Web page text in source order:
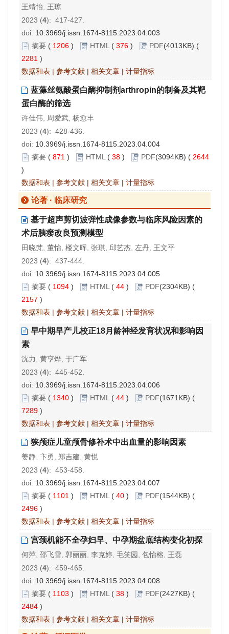
王靖怡, 王琼
2023 (4): 417-427.
doi: 10.3969/j.issn.1674-8115.2023.04.003
摘要 ( 1206 ) HTML ( 376 ) PDF(4013KB) (
2281 )
数据和表 | 参考文献 | 相关文章 | 计量指标
蓝藻丝氨酸蛋白酶抑制剂arthropin的制备及其靶
蛋白酶的筛选
许佳伟, 周爱武, 杨愈丰
2023 (4): 428-436.
doi: 10.3969/j.issn.1674-8115.2023.04.004
摘要 ( 871 ) HTML ( 38 ) PDF(3094KB) ( 2644
)
数据和表 | 参考文献 | 相关文章 | 计量指标
论著 · 临床研究
基于超声剪切波弹性成像参数与临床风险因素的
术后胰瘘改良预测模型
田晓梵, 董怡, 楼文晖, 张琪, 邱艺杰, 左丹, 王文平
2023 (4): 437-444.
doi: 10.3969/j.issn.1674-8115.2023.04.005
摘要 ( 1094 ) HTML ( 44 ) PDF(2304KB) (
2157 )
数据和表 | 参考文献 | 相关文章 | 计量指标
早中期早产儿校正18月龄神经发育状况和影响因
素
沈力, 黄亨烨, 于广军
2023 (4): 445-452.
doi: 10.3969/j.issn.1674-8115.2023.04.006
摘要 ( 1340 ) HTML ( 44 ) PDF(1671KB) (
7289 )
数据和表 | 参考文献 | 相关文章 | 计量指标
狭颅症儿童颅骨修补术中出血量的影响因素
姜静, 卞勇, 郑吉建, 黄悦
2023 (4): 453-458.
doi: 10.3969/j.issn.1674-8115.2023.04.007
摘要 ( 1101 ) HTML ( 40 ) PDF(1544KB) (
2496 )
数据和表 | 参考文献 | 相关文章 | 计量指标
宫颈机能不全孕妇早、中孕期盆底结构变化初探
何萍, 邵飞雪, 郭丽丽, 李克婷, 毛笑园, 包怡榕, 王磊
2023 (4): 459-465.
doi: 10.3969/j.issn.1674-8115.2023.04.008
摘要 ( 1103 ) HTML ( 38 ) PDF(2427KB) (
2484 )
数据和表 | 参考文献 | 相关文章 | 计量指标